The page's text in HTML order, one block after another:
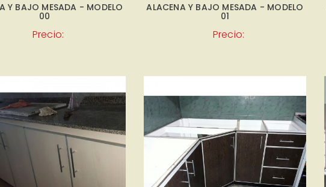
Y BAJO MESADA - MODELO
00
Precio:
ALACENA Y BAJO MESADA - MODELO
01
Precio: